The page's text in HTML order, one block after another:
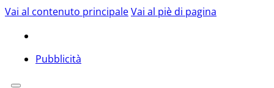
Vai al contenuto principaleVai al piè di pagina
Pubblicità